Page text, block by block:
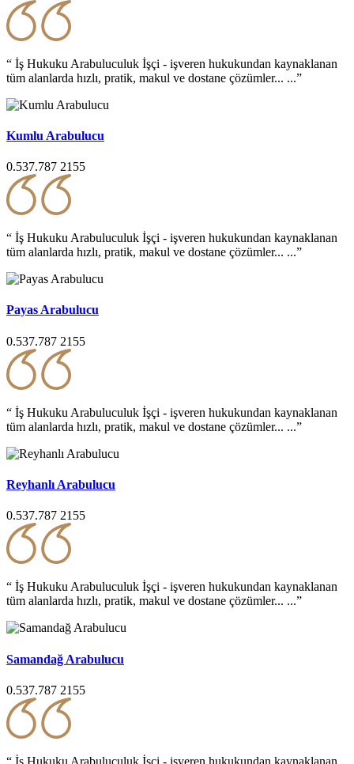
“ İş Hukuku Arabuluculuk İşçi - işveren hukukundan kaynaklanan
tüm alanlarda hızlı, pratik, makul ve dostane çözümler... ...”
Kumlu Arabulucu
0.537.787 2155
“ İş Hukuku Arabuluculuk İşçi - işveren hukukundan kaynaklanan
tüm alanlarda hızlı, pratik, makul ve dostane çözümler... ...”
Payas Arabulucu
0.537.787 2155
“ İş Hukuku Arabuluculuk İşçi - işveren hukukundan kaynaklanan
tüm alanlarda hızlı, pratik, makul ve dostane çözümler... ...”
Reyhanlı Arabulucu
0.537.787 2155
“ İş Hukuku Arabuluculuk İşçi - işveren hukukundan kaynaklanan
tüm alanlarda hızlı, pratik, makul ve dostane çözümler... ...”
Samandağ Arabulucu
0.537.787 2155
“ İş Hukuku Arabuluculuk İşçi - işveren hukukundan kaynaklanan